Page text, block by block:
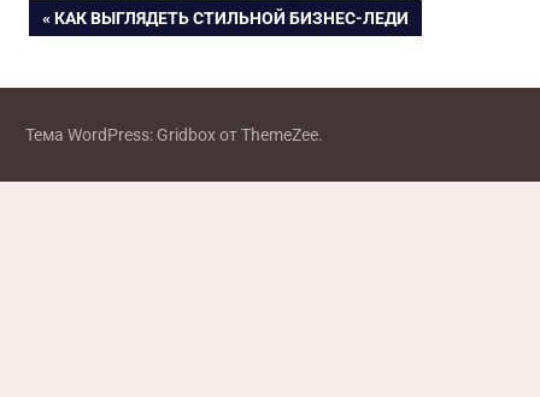
Навигация
по
записям
ПРЕДЫДУЩАЯ
КАК ВЫГЛЯДЕТЬ СТИЛЬНОЙ БИЗНЕС-ЛЕДИ
Тема WordPress: Gridbox от ThemeZee.